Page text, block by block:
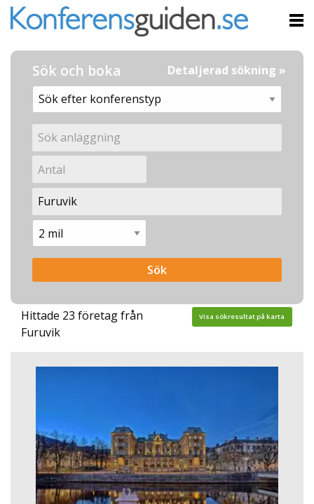
Sök och boka Detaljerad sökning »
Hittade 23 företag från
Furuvik
Visa sökresultat på karta